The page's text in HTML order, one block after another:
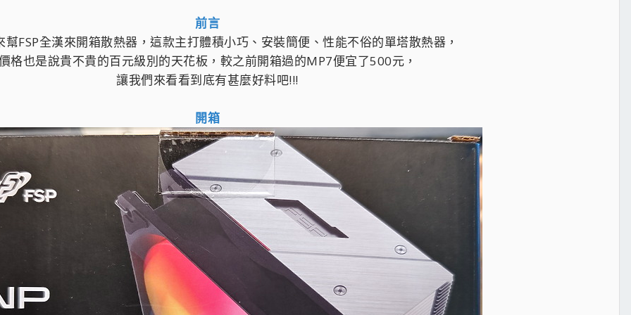
前言
幫FSP全漢來開箱散熱器，這款主打體積小巧、安裝簡便、性能不俗的單塔散熱器，
格也是說貴不貴的百元級別的天花板，較之前開箱過的MP7便宜了500元，
讓我們來看看到底有甚麼好料吧!!!
開箱